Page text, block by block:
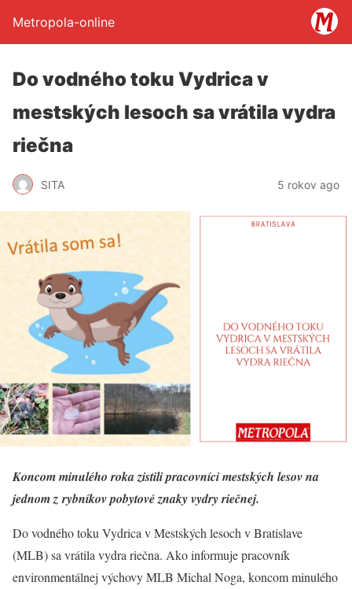
Metropola-online
Do vodného toku Vydrica v
mestských lesoch sa vrátila vydra
riečna
SITA 5 rokov ago
Koncom minulého roka zistili pracovníci mestských lesov na
jednom z rybníkov pobytové znaky vydry riečnej.
Do vodného toku Vydrica v Mestských lesoch v Bratislave
(MLB) sa vrátila vydra riečna. Ako informuje pracovník
environmentálnej výchovy MLB Michal Noga, koncom minulého